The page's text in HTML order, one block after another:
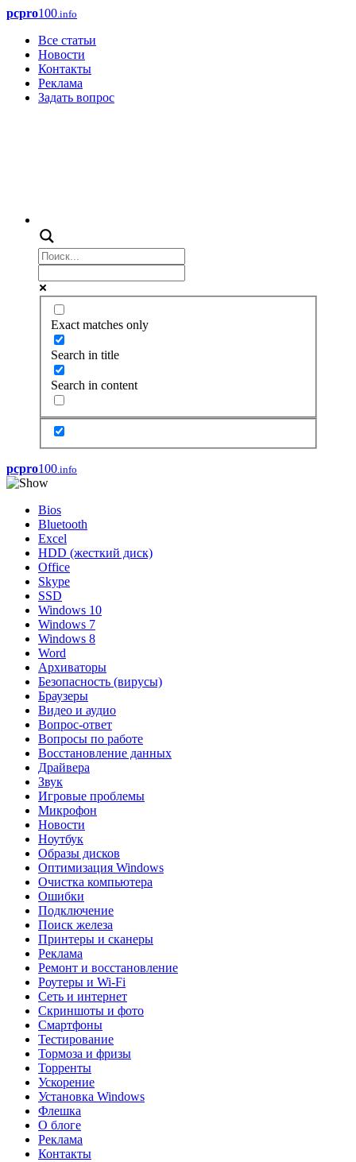
pcpro100.info
Все статьи
Новости
Контакты
Реклама
Задать вопрос
Exact matches only
Search in title
Search in content
pcpro100.info
Bios
Bluetooth
Excel
HDD (жесткий диск)
Office
Skype
SSD
Windows 10
Windows 7
Windows 8
Word
Архиваторы
Безопасность (вирусы)
Браузеры
Видео и аудио
Вопрос-ответ
Вопросы по работе
Восстановление данных
Драйвера
Звук
Игровые проблемы
Микрофон
Новости
Ноутбук
Образы дисков
Оптимизация Windows
Очистка компьютера
Ошибки
Подключение
Поиск железа
Принтеры и сканеры
Реклама
Ремонт и восстановление
Роутеры и Wi-Fi
Сеть и интернет
Скриншоты и фото
Смартфоны
Тестирование
Тормоза и фризы
Торренты
Ускорение
Установка Windows
Флешка
О блоге
Реклама
Контакты